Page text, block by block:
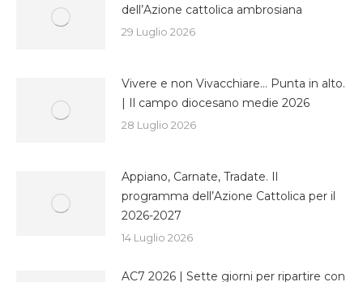
dell’Azione cattolica ambrosiana
29 Luglio 2026
Vivere e non Vivacchiare… Punta in alto.
| Il campo diocesano medie 2026
28 Luglio 2026
Appiano, Carnate, Tradate. Il
programma dell’Azione Cattolica per il
2026-2027
14 Luglio 2026
AC7 2026 | Sette giorni per ripartire con